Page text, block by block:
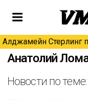
Алджамейн Стерлинг
Анатолий
Новости по теме: